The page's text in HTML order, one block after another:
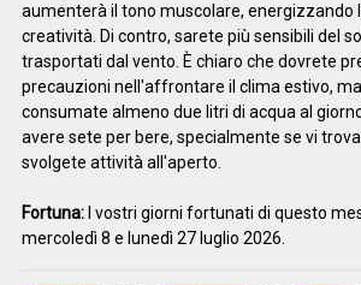
aumenterà il tono muscolare, energizzando
creatività. Di contro, sarete più sensibili del
trasportati dal vento. È chiaro che dovrete
precauzioni nell'affrontare il clima estivo,
consumate almeno due litri di acqua al
avere sete per bere, specialmente se vi
svolgete attività all'aperto.
Fortuna:I vostri giorni fortunati di questo
mercoledì 8 e lunedì 27 luglio 2026.